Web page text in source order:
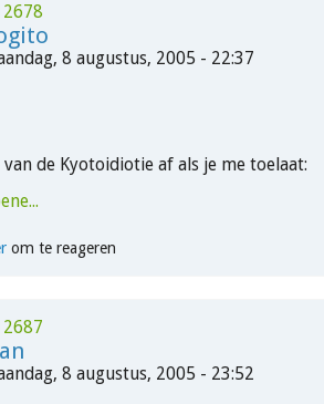
8 augustus, 2005 - 22:37
de Kyotoidiotie af als je me toelaat:
om te reageren
8 augustus, 2005 - 23:52